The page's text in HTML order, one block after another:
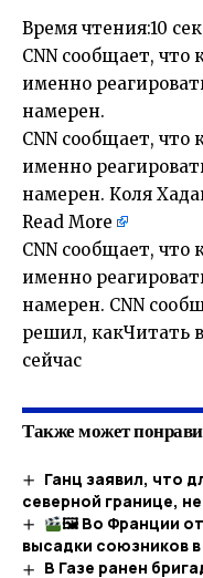
Время чтения:10 сек
CNN сообщает,
именно
намерен.
CNN сообщает,
именно
намерен. Коля
Read More
CNN сообщает,
именно
намерен. CNN
решил, какЧитать
сейчас
Также может
Ганц заявил, что
северной границе,
🖼 Во Франции
высадки союзников
В Газе ранен